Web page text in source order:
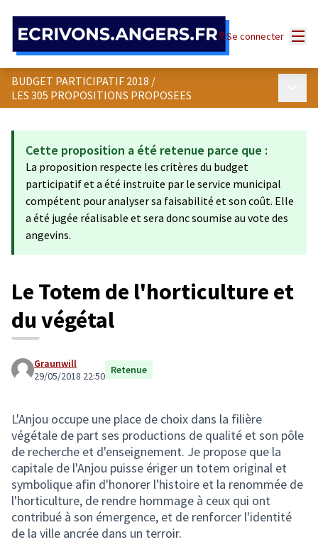
Se connecter
BUDGET PARTICIPATIF 2018 /
LES 305 PROPOSITIONS PROPOSEES
Cette proposition a été retenue parce que :
La proposition respecte les critères du budget
participatif et a été instruite par le service municipal
compétent pour analyser sa faisabilité et son coût. Elle
a été jugée réalisable et sera donc soumise au vote des
angevins.
Le Totem de l'horticulture et
du végétal
Graunwill
29/05/2018 22:50 Retenue
L'Anjou occupe une place de choix dans la filière
végétale de part ses productions de qualité et son pôle
de recherche et d'enseignement. Je propose que la
capitale de l'Anjou puisse ériger un totem original et
symbolique afin d'honorer l'histoire et la renommée de
l'horticulture, de rendre hommage à ceux qui ont
contribué à son émergence, et de renforcer l'identité
de la ville ancrée dans un terroir.